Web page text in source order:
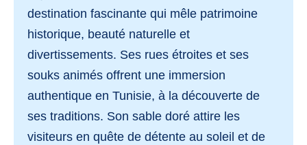
destination fascinante qui mêle patrimoine
historique, beauté naturelle et
divertissements. Ses rues étroites et ses
souks animés offrent une immersion
authentique en Tunisie, à la découverte de
ses traditions. Son sable doré attire les
visiteurs en quête de détente au soleil et de